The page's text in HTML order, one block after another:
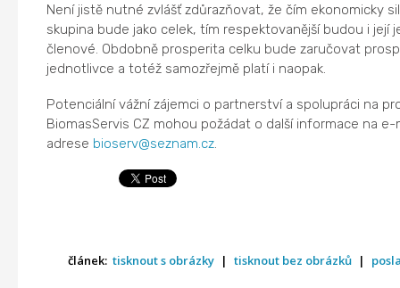
Není jistě nutné zvlášť zdůrazňovat, že čím ekonomicky
skupina bude jako celek, tím respektovanější budou i její
členové. Obdobně prosperita celku bude zaručovat
jednotlivce a totéž samozřejmě platí i naopak.
Potenciální vážní zájemci o partnerství a spolupráci na
BiomasServis CZ mohou požádat o další informace na e-
adrese bioserv@seznam.cz.
článek: tisknout s obrázky | tisknout bez obrázků |